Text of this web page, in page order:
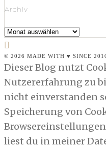
Archiv
Archiv
© 2026 MADE WITH ♥ SINCE
Dieser Blog nutzt
Nutzererfahrung zu
nicht einverstanden
Speicherung von
liest du in meiner